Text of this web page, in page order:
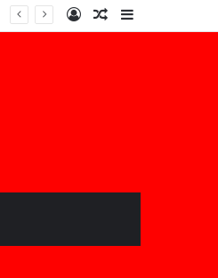
Sidebar
Random
Log